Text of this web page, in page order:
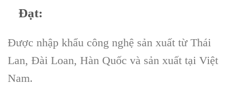
Đạt:
Được nhập khẩu công nghệ sản xuất từ Thái
Lan, Đài Loan, Hàn Quốc và sản xuất tại Việt
Nam.